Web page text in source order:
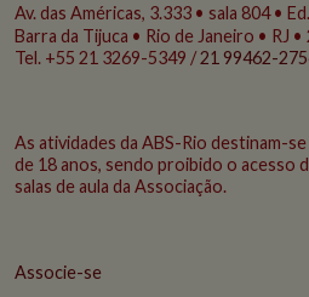
Av. das Américas, 3.333 • sala 804 •
Barra da Tijuca • Rio de Janeiro • RJ
Tel. +55 21 3269-5349 /21 99462-
As atividades da ABS-Rio destinam-
de 18 anos, sendo proibido o acesso
salas de aula da Associação.
Associe-se